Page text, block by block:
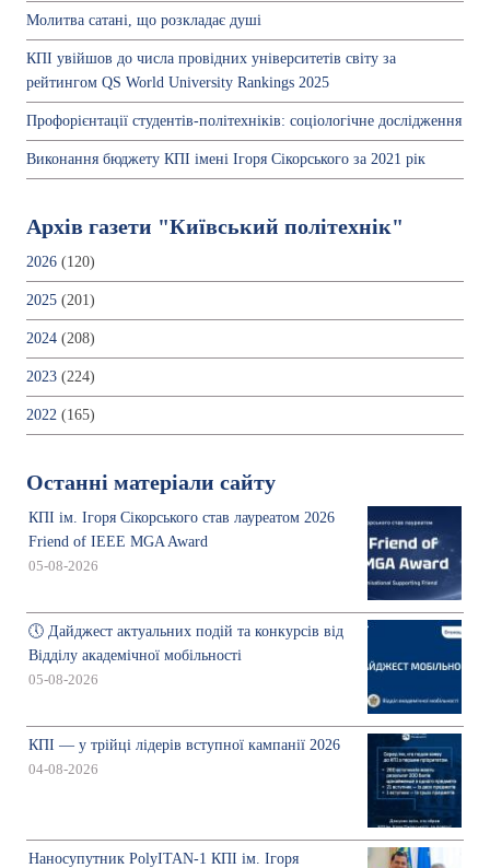
Молитва сатані, що розкладає душі
КПІ увійшов до числа провідних університетів світу за
рейтингом QS World University Rankings 2025
Профорієнтації студентів-політехніків: соціологічне дослідження
Виконання бюджету КПІ імені Ігоря Сікорського за 2021 рік
Архів газети "Київський політехнік"
2026 (120)
2025 (201)
2024 (208)
2023 (224)
2022 (165)
Останні матеріали сайту
КПІ ім. Ігоря Сікорського став лауреатом 2026
Friend of IEEE MGA Award
05-08-2026
🕔 Дайджест актуальних подій та конкурсів від
Відділу академічної мобільності
05-08-2026
КПІ — у трійці лідерів вступної кампанії 2026
04-08-2026
Наносупутник PolyITAN-1 КПІ ім. Ігоря